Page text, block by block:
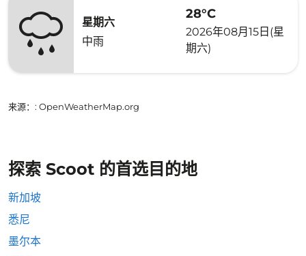
星期六
中雨
28°C
2026年08月15日(星
期六)
来源： : OpenWeatherMap.org
探索 Scoot 的首选目的地
新加坡
悉尼
墨尔本